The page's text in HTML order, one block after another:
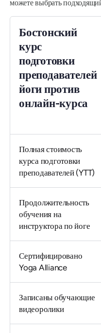
можете выбрать
Бостонский
курс
подготовки
преподавателей
йоги против
онлайн-курса
Полная стоимость
курса подготовки
преподавателей (YTT)
Продолжительность
обучения на
инструктора по йоге
Сертифицировано
Yoga Alliance
Записаны обучающие
видеоролики